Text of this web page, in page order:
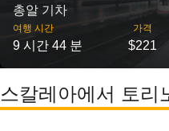
총알 기차
여행 시간
9 시간 44 분
가격
$221
스칼레아에서 토리